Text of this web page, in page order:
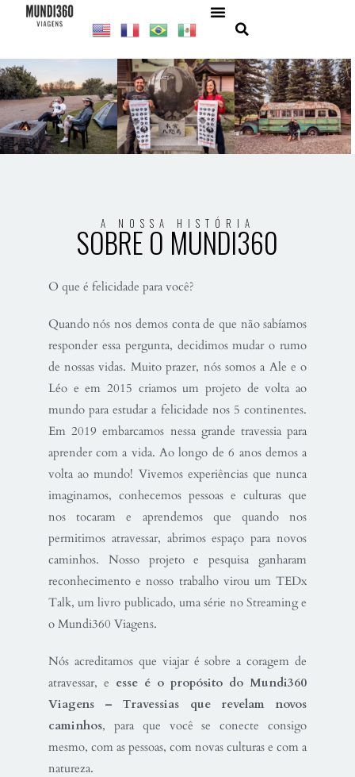
A NOSSA HISTÓRIA
SOBRE O MUNDI360
O que é felicidade para você?
Quando nós nos demos conta de que não sabíamos
responder essa pergunta, decidimos mudar o rumo
de nossas vidas. Muito prazer, nós somos a Ale e o
Léoe em 2015 criamos um projeto de volta ao
mundo para estudar a felicidade nos 5 continentes.
Em 2019 embarcamos nessa grande travessia para
aprender com a vida. Ao longo de 6 anos demos a
volta ao mundo! Vivemos experiências que nunca
imaginamos, conhecemos pessoas e culturas que
nos tocaram e aprendemos que quando nos
permitimos atravessar, abrimos espaço para novos
caminhos. Nosso projeto e pesquisa ganharam
reconhecimento e nosso trabalho virou um TEDx
Talk, um livro publicado, uma série no Streaming e
o Mundi360 Viagens.
Nós acreditamos que viajar é sobre a coragem de
atravessar, e esse é o propósito do Mundi360
Viagens – Travessias que revelam novos
caminhos, para que você se conecte consigo
mesmo, com as pessoas, com novas culturas e com a
natureza.